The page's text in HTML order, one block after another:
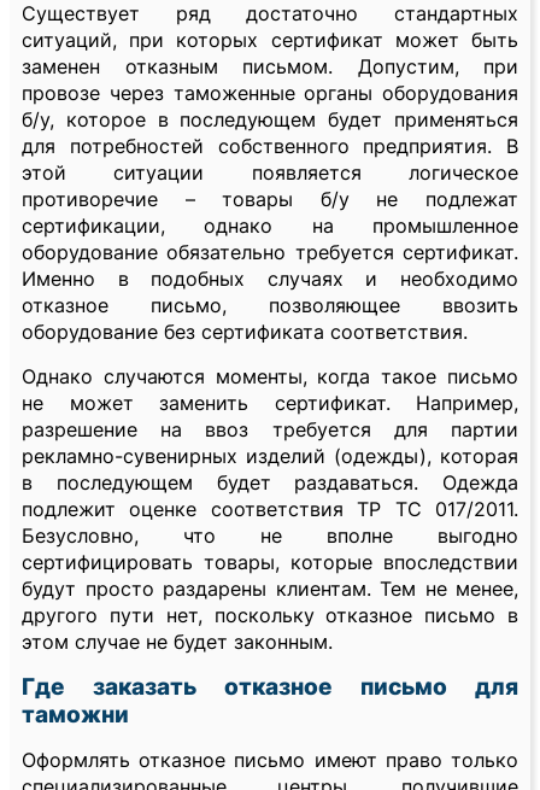
Существует ряд достаточно стандартных
ситуаций, при которых сертификат может быть
заменен отказным письмом. Допустим, при
провозе через таможенные органы оборудования
б/у, которое в последующем будет применяться
для потребностей собственного предприятия. В
этой ситуации появляется логическое
противоречие – товары б/у не подлежат
сертификации, однако на промышленное
оборудование обязательно требуется сертификат.
Именно в подобных случаях и необходимо
отказное письмо, позволяющее ввозить
оборудование без сертификата соответствия.
Однако случаются моменты, когда такое письмо
не может заменить сертификат. Например,
разрешение на ввоз требуется для партии
рекламно-сувенирных изделий (одежды), которая
в последующем будет раздаваться. Одежда
подлежит оценке соответствия ТР ТС 017/2011.
Безусловно, что не вполне выгодно
сертифицировать товары, которые впоследствии
будут просто раздарены клиентам. Тем не менее,
другого пути нет, поскольку отказное письмо в
этом случае не будет законным.
Где заказать отказное письмо для
таможни
Оформлять отказное письмо имеют право только